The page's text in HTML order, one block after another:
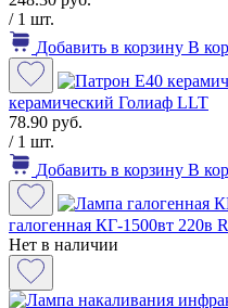
/ 1 шт.
Добавить в корзину В
керамический Голиаф LLT
78.90 руб.
/ 1 шт.
Добавить в корзину В
галогенная КГ-1500вт 220в
Нет в наличии